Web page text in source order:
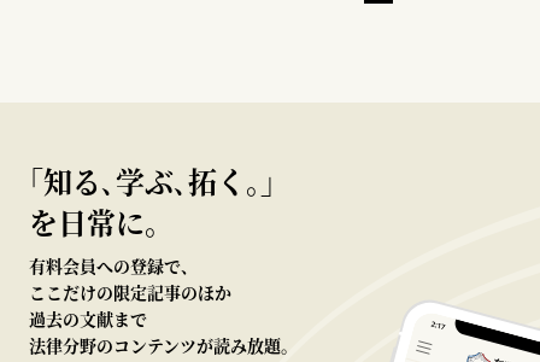
｢知る､学ぶ､拓く｡｣
を日常に。
有料会員への登録で、
ここだけの限定記事のほか
過去の文献まで
法律分野のコンテンツが読み放題。